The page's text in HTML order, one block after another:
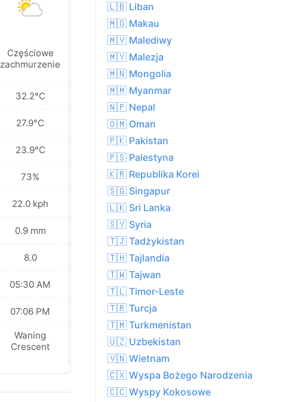
Częściowe
zachmurzenie
32.2°C
27.9°C
23.9°C
73%
22.0 kph
0.9 mm
8.0
05:30 AM
07:06 PM
Waning
Crescent
Słonecznie
33.2°C
27.9°C
69%
23.8 kph
0.0 mm
8.0
05:30 AM
07:05 PM
New Moon
🇱🇧 Liban
🇲🇴 Makau
🇲🇻 Malediwy
🇲🇾 Malezja
🇲🇳 Mongolia
🇲🇲 Myanmar
🇳🇵 Nepal
🇴🇲 Oman
🇵🇰 Pakistan
🇵🇸 Palestyna
🇰🇷 Republika Korei
🇸🇬 Singapur
🇱🇰 Sri Lanka
🇸🇾 Syria
🇹🇯 Tadżykistan
🇹🇭 Tajlandia
🇹🇼 Tajwan
🇹🇱 Timor-Leste
🇹🇷 Turcja
🇹🇲 Turkmenistan
🇺🇿 Uzbekistan
🇻🇳 Wietnam
🇨🇽 Wyspa Bożego Narodzenia
🇨🇨 Wyspy Kokosowe